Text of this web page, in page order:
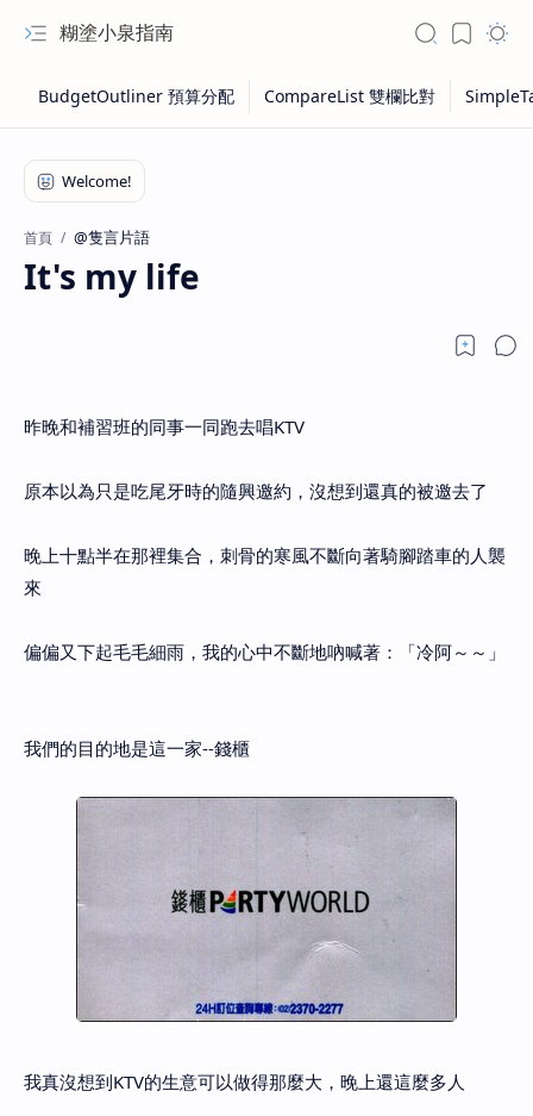
糊塗小泉指南
首頁 @隻言片語
It's my life
昨晚和補習班的同事一同跑去唱KTV
原本以為只是吃尾牙時的隨興邀約，沒想到還真的被邀去了
晚上十點半在那裡集合，刺骨的寒風不斷向著騎腳踏車的人襲
來
偏偏又下起毛毛細雨，我的心中不斷地吶喊著：「冷阿～～」
我們的目的地是這一家--錢櫃
我真沒想到KTV的生意可以做得那麼大，晚上還這麼多人